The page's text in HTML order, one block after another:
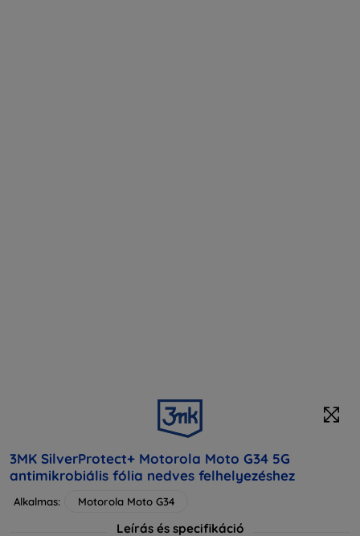
3MK SilverProtect+ Motorola Moto G34 5G
antimikrobiális fólia nedves felhelyezéshez
Alkalmas: Motorola Moto G34
Leírás és specifikáció